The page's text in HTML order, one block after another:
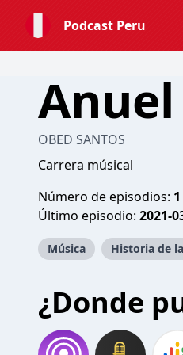
Podcast Peru
OBED SANTOS
Carrera músical
Número de episodios: 1
Último episodio: 2021-
Música Historia de
¿Donde